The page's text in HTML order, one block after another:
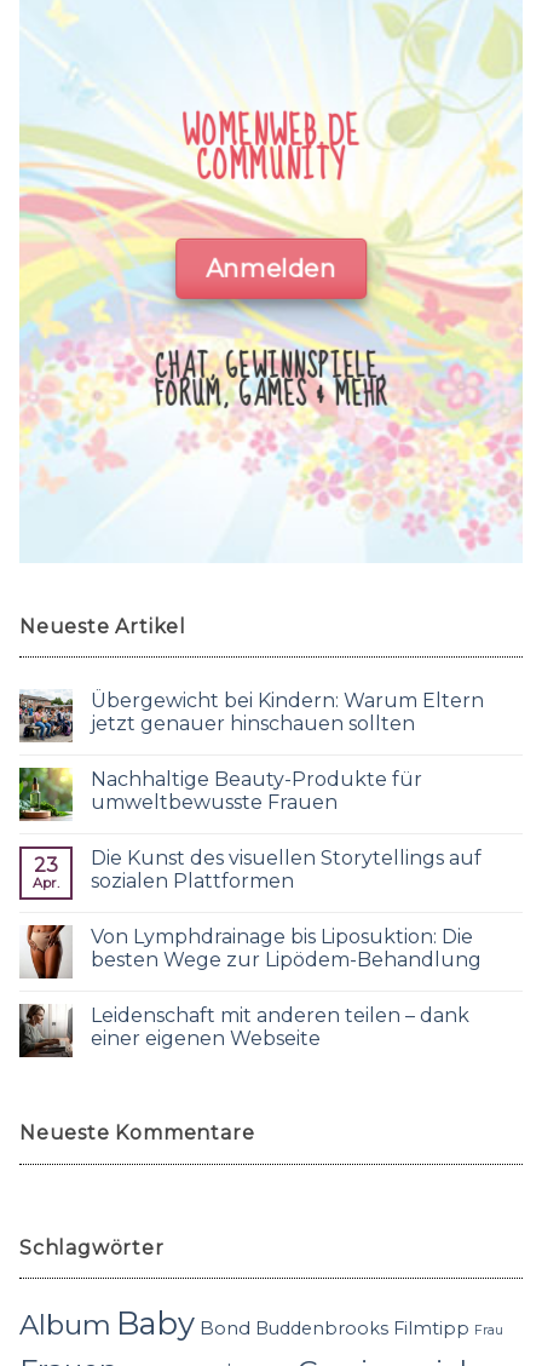
WOMENWEB.DE
COMMUNITY
Anmelden
CHAT, GEWINNSPIELE,
FORUM, GAMES & MEHR
Neueste Artikel
Übergewicht bei Kindern: Warum Eltern
jetzt genauer hinschauen sollten
Nachhaltige Beauty-Produkte für
umweltbewusste Frauen
23
Apr.
Die Kunst des visuellen Storytellings auf
sozialen Plattformen
Von Lymphdrainage bis Liposuktion: Die
besten Wege zur Lipödem-Behandlung
Leidenschaft mit anderen teilen – dank
einer eigenen Webseite
Neueste Kommentare
Schlagwörter
Album Baby Bond Buddenbrooks Filmtipp Frau